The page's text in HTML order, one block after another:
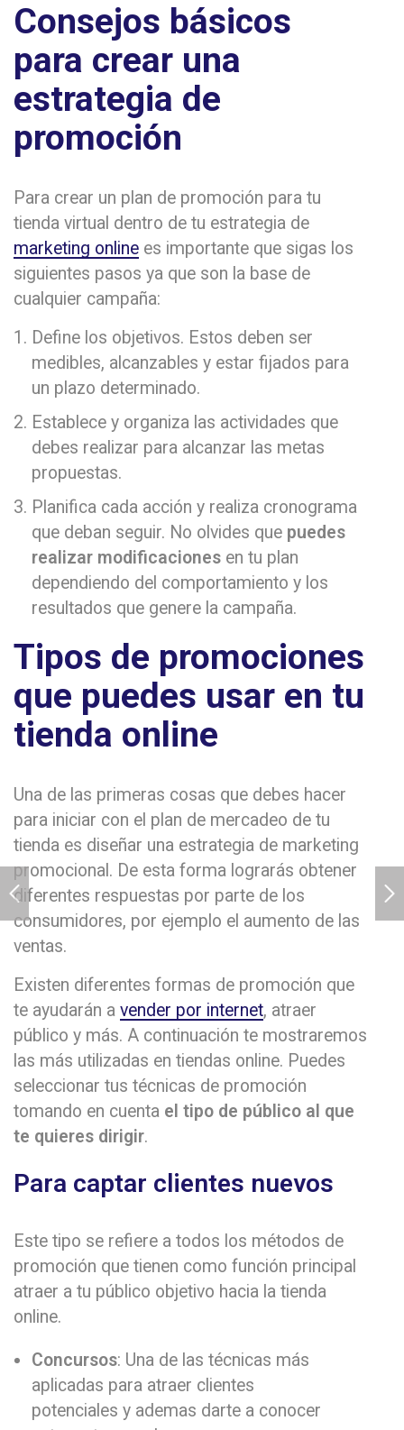
Consejos básicos
para crear una
estrategia de
promoción
Para crear un plan de promoción para tu
tienda virtual dentro de tu estrategia de
marketing online es importante que sigas los
siguientes pasos ya que son la base de
cualquier campaña:
Define los objetivos. Estos deben ser
medibles, alcanzables y estar fijados para
un plazo determinado.
Establece y organiza las actividades que
debes realizar para alcanzar las metas
propuestas.
Planifica cada acción y realiza cronograma
que deban seguir. No olvides que puedes
realizar modificaciones en tu plan
dependiendo del comportamiento y los
resultados que genere la campaña.
Tipos de promociones
que puedes usar en tu
tienda online
Una de las primeras cosas que debes hacer
para iniciar con el plan de mercadeo de tu
tienda es diseñar una estrategia de marketing
promocional. De esta forma lograrás obtener
diferentes respuestas por parte de los
consumidores, por ejemplo el aumento de las
ventas.
Existen diferentes formas de promoción que
te ayudarán a vender por internet, atraer
público y más. A continuación te mostraremos
las más utilizadas en tiendas online. Puedes
seleccionar tus técnicas de promoción
tomando en cuenta el tipo de público al que
te quieres dirigir.
Para captar clientes nuevos
Este tipo se refiere a todos los métodos de
promoción que tienen como función principal
atraer a tu público objetivo hacia la tienda
online.
Concursos: Una de las técnicas más
aplicadas para atraer clientes
potenciales y ademas darte a conocer